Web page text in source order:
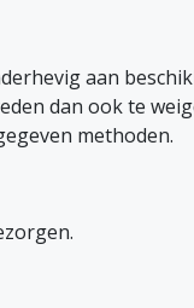
aan
dan ook te
methoden.